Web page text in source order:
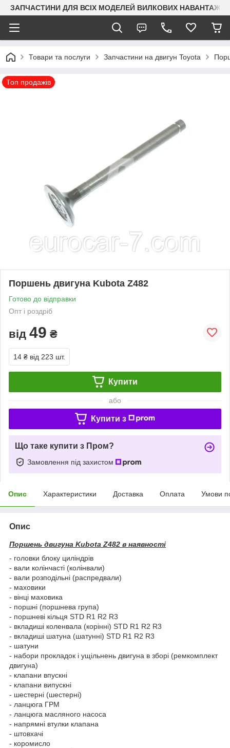
ЗАПЧАСТИНИ ДЛЯ ВСІХ МОДЕЛЕЙ ВИЛКОВИХ
Товари та послуги Запчастини на двигун Toyota
Топ продажів
Поршень двигуна Kubota Z482
Готово до відправки
Опт і роздріб
від 49 ₴
14 ₴ від 223 шт.
Купити
або
Купити з
Що таке купити з Пром?
Замовлення під захистом
Опис Характеристики Доставка Оплата Умови
Опис
Поршень двигуна Kubota Z482 в наявності
- головки блоку циліндрів
- вали колінчасті (колінвали)
- вали розподільні (распредвали)
- маховики
- вінці маховика
- поршні (поршнева група)
- поршневі кільця STD R1 R2 R3
- вкладиші коленвала (корінні) STD R1 R2 R3
- вкладиші шатуна (шатунні) STD R1 R2 R3
- шатуни
- набори прокладок і ущільнень двигуна в зборі (ремкомплект
двигуна)
- клапани впускні
- клапани випускні
- шестерні (шестерні)
- ланцюга ГРМ
- ланцюга масляного насоса
- напрямні втулки клапана
- штовхачі
- коромисло